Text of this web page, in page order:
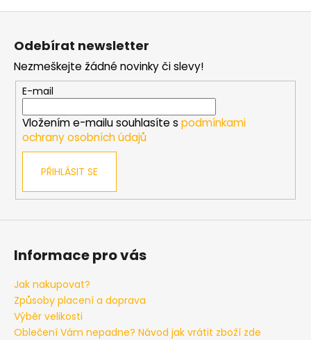
ý
s
u
Z
Odebírat newsletter
Nezmeškejte žádné novinky či slevy!
E-mail
Vložením e-mailu souhlasíte s podmínkami
ochrany osobních údajů
PŘIHLÁSIT SE
Informace pro vás
Jak nakupovat?
Způsoby placení a doprava
Výběr velikosti
Oblečení Vám nepadne? Návod jak vrátit zboží zde